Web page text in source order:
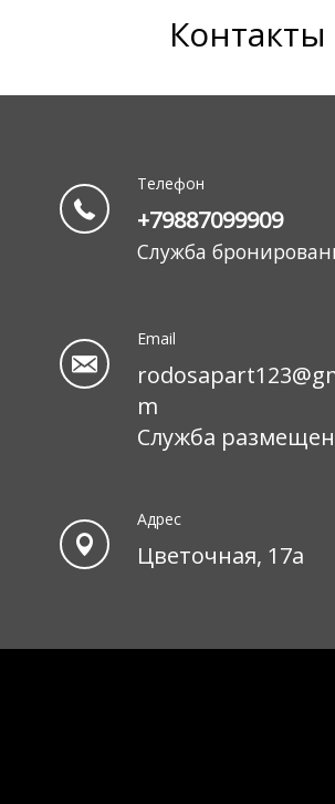
Контакты
Телефон
+79887099909
Служба
Email
m
Служба
Адрес
Цветочная, 17а